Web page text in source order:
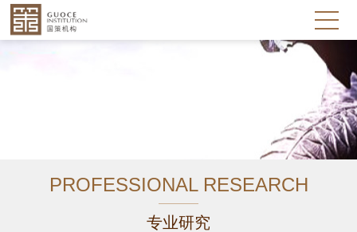
PROFESSIONAL RESEARCH
专业研究